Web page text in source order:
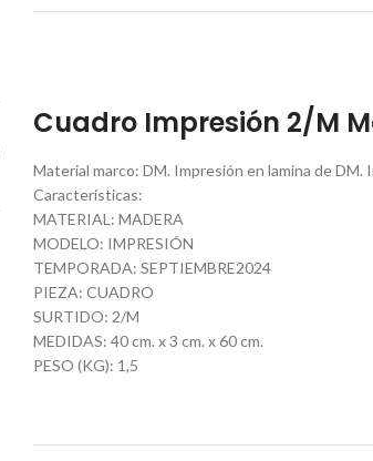
Cuadro Impresión 2/M
Material marco: DM. Impresión en lamina de
Características:
MATERIAL: MADERA
MODELO: IMPRESIÓN
TEMPORADA: SEPTIEMBRE2024
PIEZA: CUADRO
SURTIDO: 2/M
MEDIDAS: 40 cm. x 3 cm. x 60 cm.
PESO (KG): 1,5